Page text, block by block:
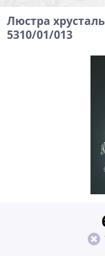
Люстра
5310/01/013